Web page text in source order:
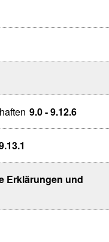
9.0 - 9.12.6
Erklärungen und